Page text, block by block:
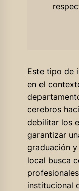
Este tipo de
en el
cerebros
debilitar los
garantizar
graduación
local busca
institucional